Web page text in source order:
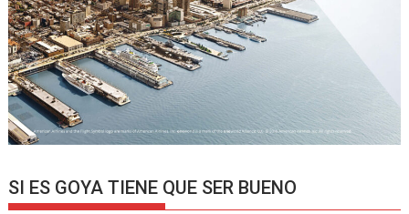
SI ES GOYA TIENE QUE SER BUENO